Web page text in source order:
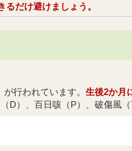
だけ避けましょう。
行われています。 生後2か月
D）、百日咳（P）、破傷風